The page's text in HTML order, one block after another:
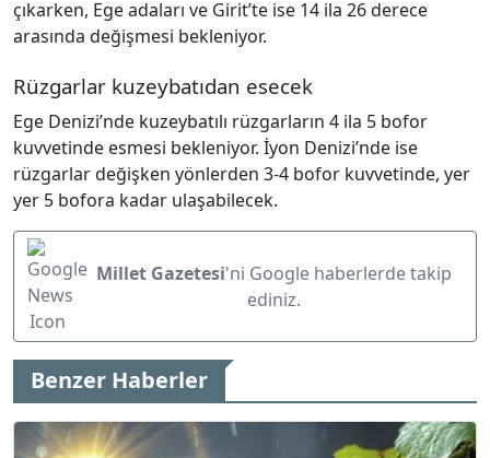
çıkarken, Ege adaları ve Girit’te ise 14 ila 26 derece
arasında değişmesi bekleniyor.
Rüzgarlar kuzeybatıdan esecek
Ege Denizi’nde kuzeybatılı rüzgarların 4 ila 5 bofor
kuvvetinde esmesi bekleniyor. İyon Denizi’nde ise
rüzgarlar değişken yönlerden 3-4 bofor kuvvetinde, yer
yer 5 bofora kadar ulaşabilecek.
Millet Gazetesi'ni Google haberlerde takip
ediniz.
Benzer Haberler